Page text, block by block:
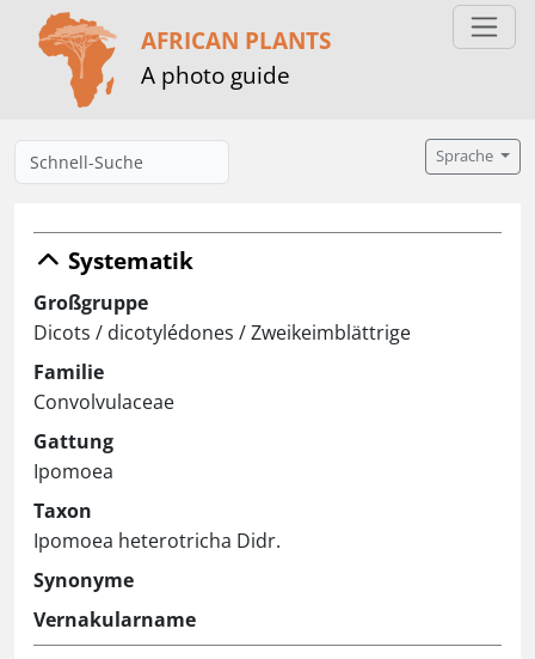
AFRICAN PLANTS
A photo guide
Sprache
Systematik
Großgruppe
Dicots / dicotylédones / Zweikeimblättrige
Familie
Convolvulaceae
Gattung
Ipomoea
Taxon
Ipomoea heterotricha Didr.
Synonyme
Vernakularname